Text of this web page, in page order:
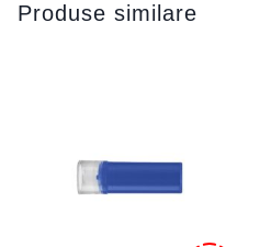
Produse similare